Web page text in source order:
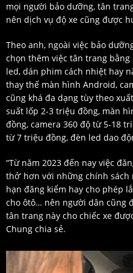
mọi người bảo dưỡng, tân
nên dịch vụ độ xe cũng được
Theo anh, ngoài việc bảo
chọn thêm việc tân trang
led, dán phim cách nhiệt hay
thay thế màn hình Android,
cũng khá đa dạng tùy theo
suất lốp 2-3 triệu đồng, màn
đồng, camera 360 độ từ 5-18
từ 7 triệu đồng, đèn led dao
“Từ năm 2023 đến nay việc
thở’ hơn với những chính
hạn đăng kiểm hay cho phép
cho ôtô… nên người dân cũng
tân trang này cho chiếc xe
Chung chia sẻ.